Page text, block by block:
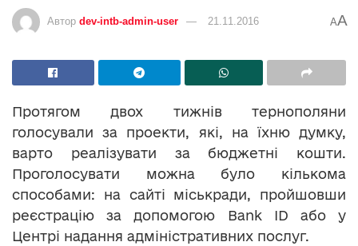
Автор dev-intb-admin-user 21.11.2016 AA
Протягом двох тижнів тернополяни
голосували за проекти, які, на їхню думку,
варто реалізувати за бюджетні кошти.
Проголосувати можна було кількома
способами: на сайті міськради, пройшовши
реєстрацію за допомогою Bank ID або у
Центрі надання адміністративних послуг.